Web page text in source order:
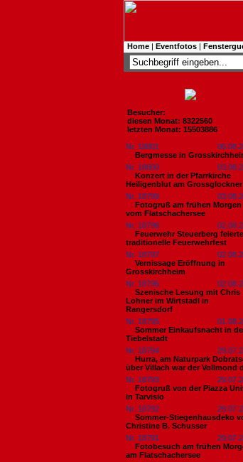
Home | Eventfotos |
Besucher:
diesen Monat: 8322560
letzten Monat: 15503886
Nr. 18801
Bergmesse in
Nr. 18800
Konzert in der Pfarrkirche
Heiligenblut am Grossglockner
Nr. 18799
Fotogruß am frühen Morgen
vom Flatschachersee
Nr. 18798
Feuerwehr Steuerberg feierte
traditionelle Feuerwehrfest
Nr. 18797
Vernissage Eröffnung in
Grosskirchheim
Nr. 18796
Szenische Lesung mit Chris
Lohner im Wirtstadl in
Rangersdorf
Nr. 18795
Sommer Einkaufsnacht in
Tiebelstadt
Nr. 18794
Hurra, am Naturpark
über Villach war der Vollmond
Nr. 18793
Fotogruß von der Piazza
in Tarvisio
Nr. 18792
Sommer-Stiegenhausdeko
Christine B. Schusser
Nr. 18791
Fotobesuch am frühen
am Flatschachersee